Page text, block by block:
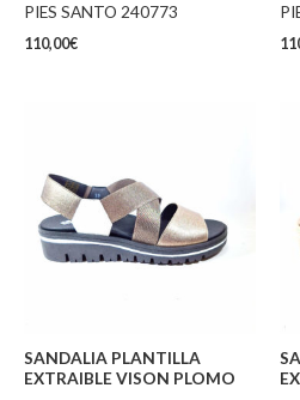
PIES SANTO 240773
110,00€
SANDALIA PLANTILLA
EXTRAIBLE VISON PLOMO